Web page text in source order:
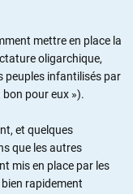
mettre en place la
oligarchique,
peuples infantilisés par
bon pour eux »).
et quelques
que les autres
mis en place par les
rapidement